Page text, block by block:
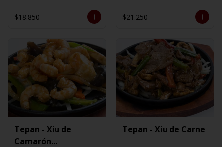
$18.850 $21.250
Tepan - Xiu de
Camarón
Tepan - Xiu de Carne